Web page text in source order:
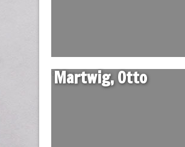
04 März
Martwig, Otto